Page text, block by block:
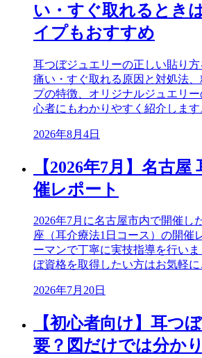
い・すぐ取れるとき
イプもおすすめ
耳つぼジュエリーの正しい貼り方
痛い・すぐ取れる原因と対処法
プの特徴、オリジナルジュエリ
心者にもわかりやすく紹介します
2026年8月4日
【2026年7月】名古屋
催レポート
2026年7月に名古屋市内で開催し
座（耳介療法1日コース）の開催
ーマンで丁寧に実技指導を行い
ぼ資格を取得したい方はお気軽に
2026年7月20日
【初心者向け】耳つ
要？図だけでは分か